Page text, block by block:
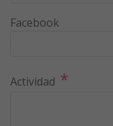
Facebook
Actividad *